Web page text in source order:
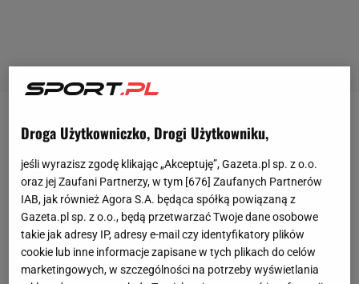
- Dzieliło ich 17 lat, a wokół ich związku od początku
promieniała przy Konstantinie Kołcowie. Starszy od
niej partner był dla 25-letniej tenisistki wsparciem w
chwilach największych sukcesów, ale przede
wszystkim podczas największych kryzysów. Teraz
Białorusinka po raz kolejny będzie musiała się
Droga Użytkowniczko, Drogi Użytkowniku,
jeśli wyrazisz zgodę klikając „Akceptuję”, Gazeta.pl sp. z o.o.
oraz jej Zaufani Partnerzy, w tym [676] Zaufanych Partnerów
IAB, jak również Agora S.A. będąca spółką powiązaną z
Gazeta.pl sp. z o.o., będą przetwarzać Twoje dane osobowe
takie jak adresy IP, adresy e-mail czy identyfikatory plików
cookie lub inne informacje zapisane w tych plikach do celów
marketingowych, w szczególności na potrzeby wyświetlania